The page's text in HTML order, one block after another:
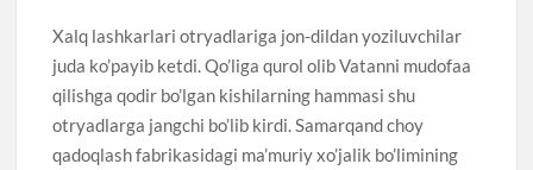
Xalq lashkarlari otryadlariga jon-dildan yoziluvchilar
juda ko’payib ketdi. Qo’liga qurol olib Vatanni mudofaa
qilishga qodir bo’lgan kishilarning hammasi shu
otryadlarga jangchi bo’lib kirdi. Samarqand choy
qadoqlash fabrikasidagi ma’muriy xo’jalik bo’limining